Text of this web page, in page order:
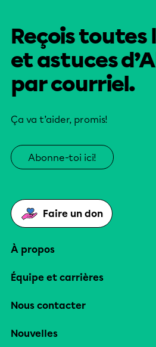
Reçois toutes
et astuces
par courriel.
Ça va t’aider, promis!
Abonne-toi ici!
Faire un don
À propos
Équipe et carrières
Nous contacter
Nouvelles